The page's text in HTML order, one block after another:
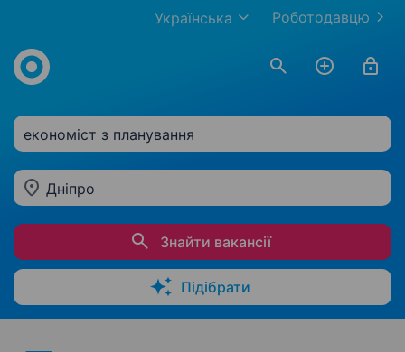
Роботодавцю
Українська
економіст з планування
Дніпро
Знайти вакансії
Підібрати